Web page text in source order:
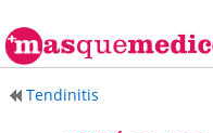
Tendinitis